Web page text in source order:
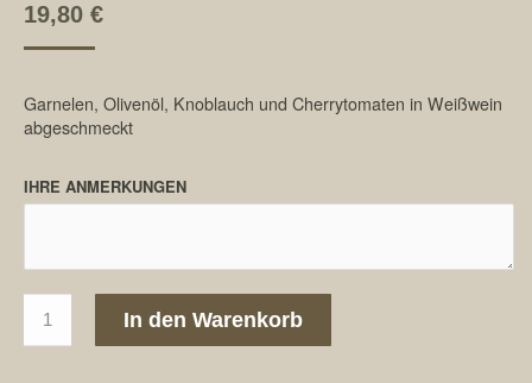
19,80 €
Garnelen, Olivenöl, Knoblauch und Cherrytomaten in Weißwein
abgeschmeckt
IHRE ANMERKUNGEN
Spaghetti
Gamberi
In den Warenkorb